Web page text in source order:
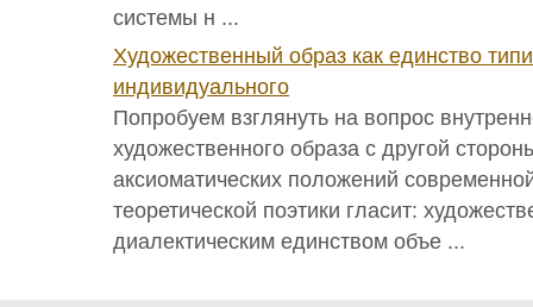
системы н ...
Художественный образ как единство
индивидуального
Попробуем взглянуть на вопрос
художественного образа с другой
аксиоматических положений
теоретической поэтики гласит:
диалектическим единством объе ...